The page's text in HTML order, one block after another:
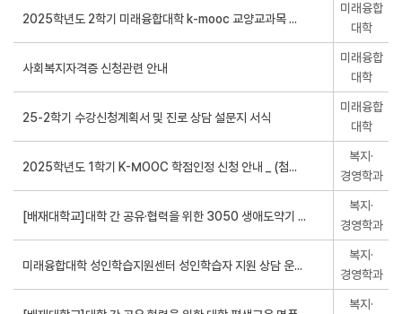
미래융합
대학
미래융합
대학
미래융합
대학
복지·
경영학과
복지·
경영학과
복지·
경영학과
복지·